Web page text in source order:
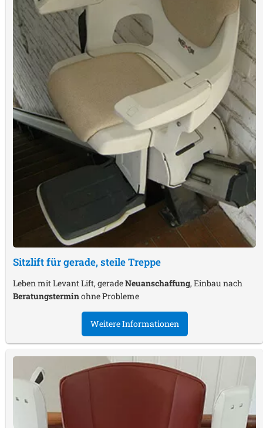
Sitzlift für gerade, steile Treppe
Leben mit Levant Lift, geradeNeuanschaffung, Einbau nach
Beratungsterminohne Probleme
Weitere Informationen